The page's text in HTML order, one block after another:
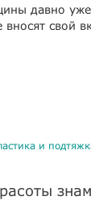
давно уже
вносят свой
и